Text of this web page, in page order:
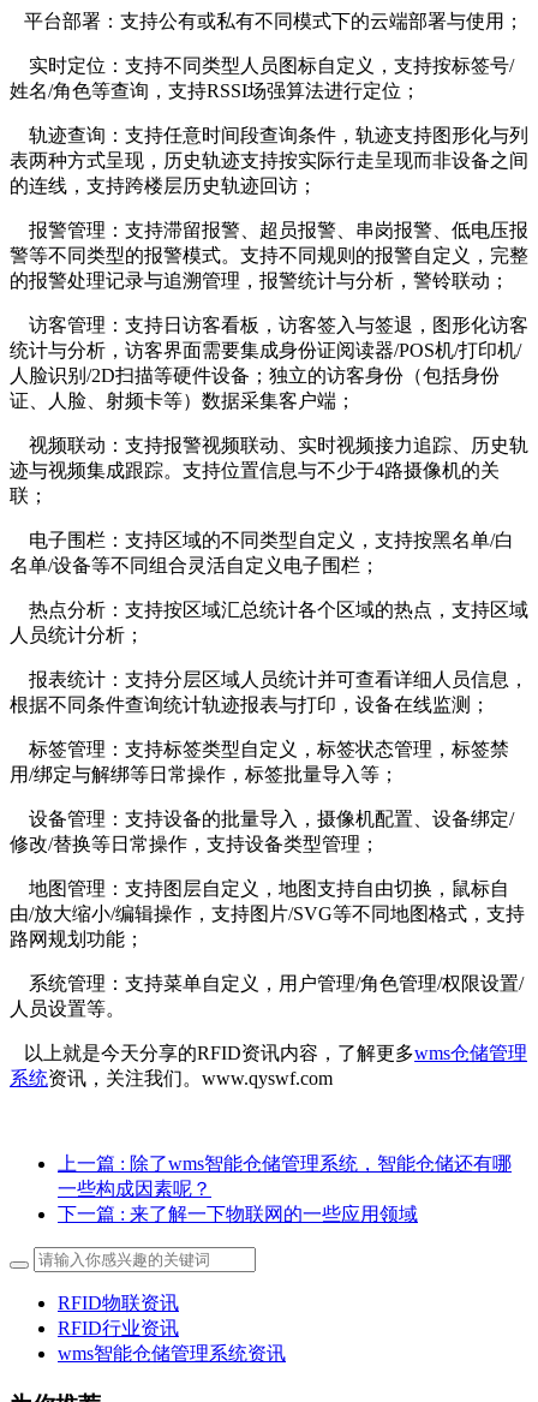
平台部署：支持公有或私有不同模式下的云端部署与使用；
实时定位：支持不同类型人员图标自定义，支持按标签号/
姓名/角色等查询，支持RSSI场强算法进行定位；
轨迹查询：支持任意时间段查询条件，轨迹支持图形化与列
表两种方式呈现，历史轨迹支持按实际行走呈现而非设备之间
的连线，支持跨楼层历史轨迹回访；
报警管理：支持滞留报警、超员报警、串岗报警、低电压报
警等不同类型的报警模式。支持不同规则的报警自定义，完整
的报警处理记录与追溯管理，报警统计与分析，警铃联动；
访客管理：支持日访客看板，访客签入与签退，图形化访客
统计与分析，访客界面需要集成身份证阅读器/POS机/打印机/
人脸识别/2D扫描等硬件设备；独立的访客身份（包括身份
证、人脸、射频卡等）数据采集客户端；
视频联动：支持报警视频联动、实时视频接力追踪、历史轨
迹与视频集成跟踪。支持位置信息与不少于4路摄像机的关
联；
电子围栏：支持区域的不同类型自定义，支持按黑名单/白
名单/设备等不同组合灵活自定义电子围栏；
热点分析：支持按区域汇总统计各个区域的热点，支持区域
人员统计分析；
报表统计：支持分层区域人员统计并可查看详细人员信息，
根据不同条件查询统计轨迹报表与打印，设备在线监测；
标签管理：支持标签类型自定义，标签状态管理，标签禁
用/绑定与解绑等日常操作，标签批量导入等；
设备管理：支持设备的批量导入，摄像机配置、设备绑定/
修改/替换等日常操作，支持设备类型管理；
地图管理：支持图层自定义，地图支持自由切换，鼠标自
由/放大缩小/编辑操作，支持图片/SVG等不同地图格式，支持
路网规划功能；
系统管理：支持菜单自定义，用户管理/角色管理/权限设置/
人员设置等。
以上就是今天分享的RFID资讯内容，了解更多wms仓储管理
系统资讯，关注我们。www.qyswf.com
上一篇 : 除了wms智能仓储管理系统，智能仓储还有哪
一些构成因素呢？
下一篇 : 来了解一下物联网的一些应用领域
RFID物联资讯
RFID行业资讯
wms智能仓储管理系统资讯